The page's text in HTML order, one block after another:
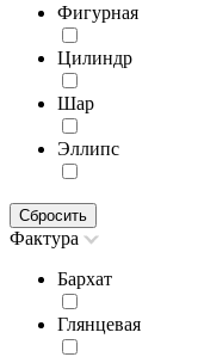
Фигурная
Цилиндр
Шар
Эллипс
Сбросить
Фактура
Бархат
Глянцевая